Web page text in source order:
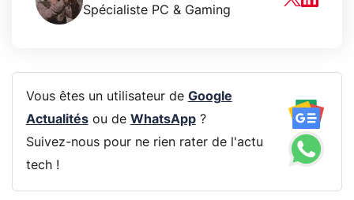
Spécialiste PC & Gaming
Vous êtes un utilisateur de Google
Actualitésou de WhatsApp?
Suivez-nous pour ne rien rater de l'actu
tech !